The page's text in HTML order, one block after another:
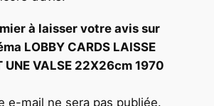
à laisser votre avis sur
LOBBY CARDS LAISSE
UNE VALSE 22X26cm 1970
e-mail ne sera pas publiée.